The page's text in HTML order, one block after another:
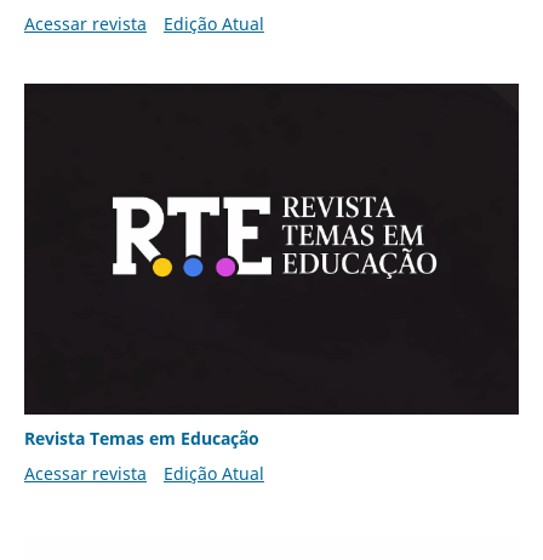
Acessar revista
Edição Atual
Revista Temas em Educação
Acessar revista
Edição Atual